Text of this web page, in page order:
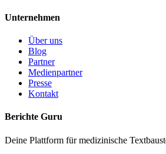
Unternehmen
Über uns
Blog
Partner
Medienpartner
Presse
Kontakt
Berichte Guru
Deine Plattform für medizinische